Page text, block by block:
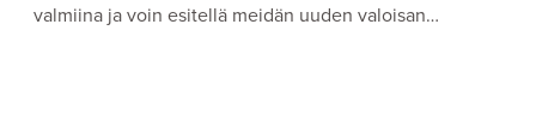
valmiina ja voin esitellä meidän uuden valoisan…